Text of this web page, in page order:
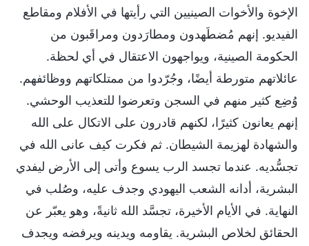
الإخوة والأخوات الصينيين التي رأيتها في الأفلام ومقاطع
الفيديو. إنهم مُضطَهدون ومطارَدون ومراقَبون من
الحكومة الصينية، ويواجهون الاعتقال في أي لحظة.
عائلاتهم متورطة أيضًا، وجُرّدوا من ممتلكاتهم ووظائفهم.
وُضِع كثير منهم في السجن وتعرضوا للتعذيب الوحشي.
إنهم يعانون كثيرًا، لكنهم قادرون على الاتكال على الله
والشهادة لهزيمة الشيطان. ثم فكرت كيف عانى الله في
تجسُّديه. عندما تجسد الرب يسوع وأتى إلى الأرض ليفدي
البشرية، أدانه الشعب اليهودي وجدف عليه، وصُلب في
النهاية. في الأيام الأخيرة، تجسَّد الله ثانيةً، وهو يعبّر عن
الحقائق لخلاص البشرية. يقاومه ويدينه ويرفضه ويجدف